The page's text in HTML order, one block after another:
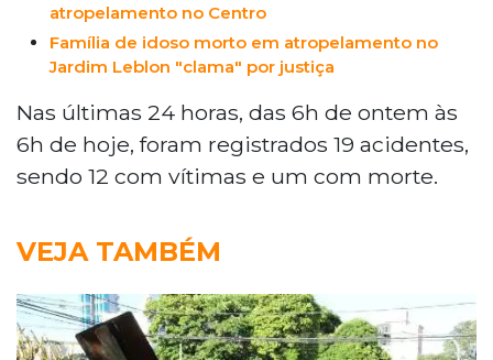
atropelamento no Centro
Família de idoso morto em atropelamento no
Jardim Leblon "clama" por justiça
Nas últimas 24 horas, das 6h de ontem às
6h de hoje, foram registrados 19 acidentes,
sendo 12 com vítimas e um com morte.
VEJA TAMBÉM